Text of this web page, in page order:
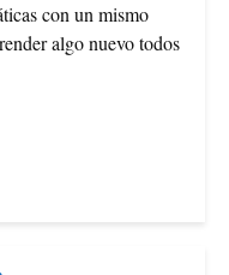
con un mismo
algo nuevo todos